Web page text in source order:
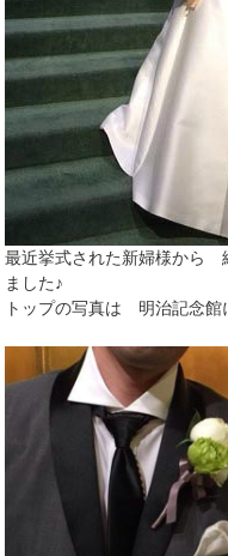
最近挙式された新婦様から
ました♪
トップの写真は 明治記念館